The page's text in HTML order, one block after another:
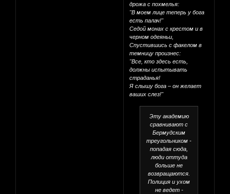
дрожа с похмелья:
"В моем лице теперь у бога
есть палач!"
Седой монах с крестом и в
черном одеяньи,
Спустившись с факелом в
темницу произнес:
"Все, кто здесь есть,
должны испытывать
страданья!
Я слышу бога – он желает
ваших слез!"
Эту академию
сравнивают с
Бермудским
треугольником -
попадая сюда,
люди оттуда
больше не
возвращаются.
Полиция и ухом
не ведет -